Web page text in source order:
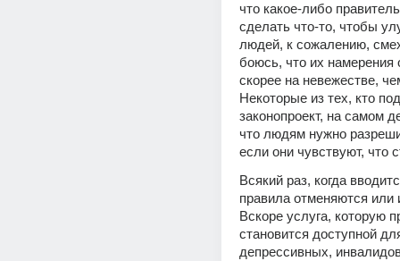
что какое-либо
сделать что-то, чтобы
людей, к сожалению,
боюсь, что их намерения
скорее на невежестве,
Некоторые из тех, кто
законопроект, на самом
что людям нужно
если они чувствуют, что
Всякий раз, когда
правила отменяются или
Вскоре услуга, которую
становится доступной
депрессивных,